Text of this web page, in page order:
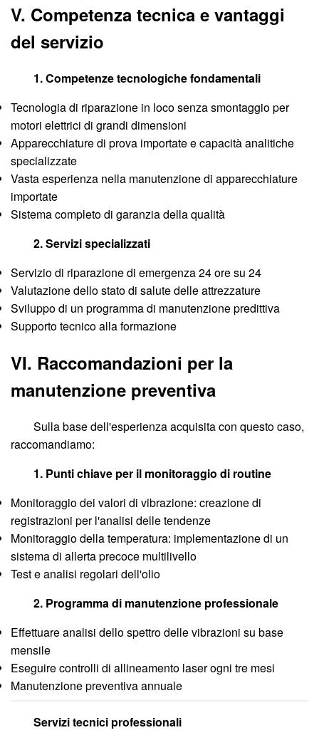
V. Competenza tecnica e vantaggi
del servizio
1. Competenze tecnologiche fondamentali
Tecnologia di riparazione in loco senza smontaggio per
motori elettrici di grandi dimensioni
Apparecchiature di prova importate e capacità analitiche
specializzate
Vasta esperienza nella manutenzione di apparecchiature
importate
Sistema completo di garanzia della qualità
2. Servizi specializzati
Servizio di riparazione di emergenza 24 ore su 24
Valutazione dello stato di salute delle attrezzature
Sviluppo di un programma di manutenzione predittiva
Supporto tecnico alla formazione
VI. Raccomandazioni per la
manutenzione preventiva
Sulla base dell'esperienza acquisita con questo caso,
raccomandiamo:
1. Punti chiave per il monitoraggio di routine
Monitoraggio dei valori di vibrazione: creazione di
registrazioni per l'analisi delle tendenze
Monitoraggio della temperatura: implementazione di un
sistema di allerta precoce multilivello
Test e analisi regolari dell'olio
2. Programma di manutenzione professionale
Effettuare analisi dello spettro delle vibrazioni su base
mensile
Eseguire controlli di allineamento laser ogni tre mesi
Manutenzione preventiva annuale
Servizi tecnici professionali